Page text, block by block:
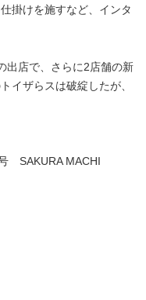
掛けを施すなど、インタ
出店で、さらに2店舗の新
イザらスは破綻したが、
SAKURA MACHI